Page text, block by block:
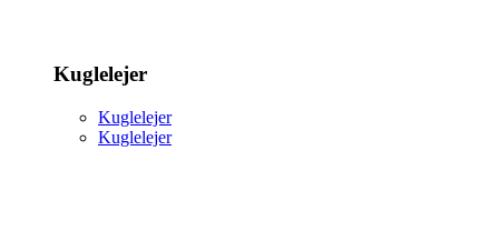
Kuglelejer
Kuglelejer
Kuglelejer